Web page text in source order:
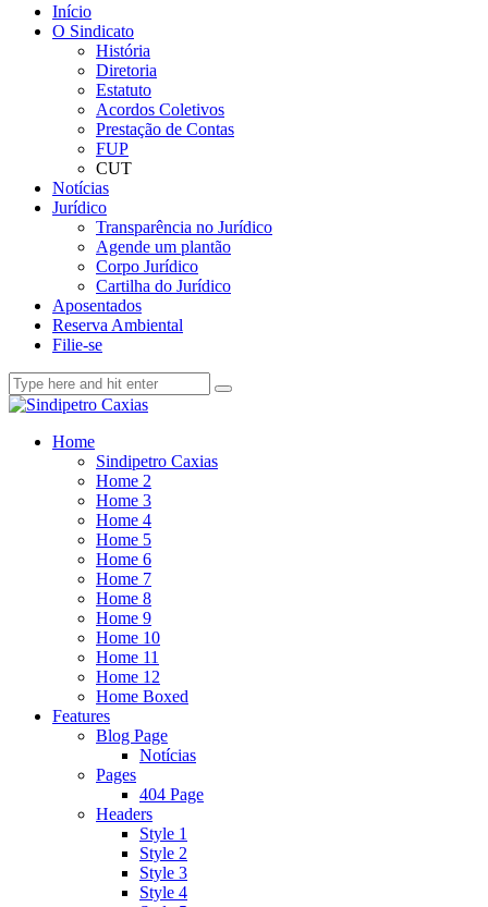
Início
O Sindicato
História
Diretoria
Estatuto
Acordos Coletivos
Prestação de Contas
FUP
CUT
Notícias
Jurídico
Transparência no Jurídico
Agende um plantão
Corpo Jurídico
Cartilha do Jurídico
Aposentados
Reserva Ambiental
Filie-se
Home
Sindipetro Caxias
Home 2
Home 3
Home 4
Home 5
Home 6
Home 7
Home 8
Home 9
Home 10
Home 11
Home 12
Home Boxed
Features
Blog Page
Notícias
Pages
404 Page
Headers
Style 1
Style 2
Style 3
Style 4